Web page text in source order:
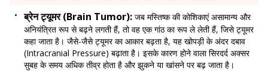
ब्रेन ट्यूमर (Brain Tumor): जब मस्तिष्क की कोशिकाएं असामान्य और
अनियंत्रित रूप से बढ़ने लगती हैं, तो वह एक गांठ का रूप ले लेती हैं, जिसे ट्यूमर
कहा जाता है। जैसे-जैसे ट्यूमर का आकार बढ़ता है, यह खोपड़ी के अंदर दबाव
(Intracranial Pressure) बढ़ाता है। इसके कारण होने वाला सिरदर्द अक्सर
सुबह के समय अधिक तीव्र होता है और झुकने या खांसने पर बढ़ जाता है।